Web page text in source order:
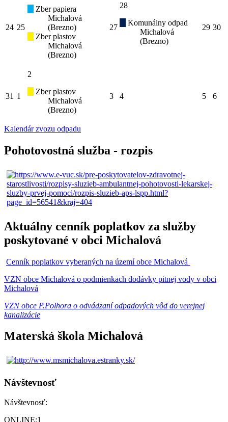
24 25
Zber papiera
Michalová
(Brezno)
Zber plastov
Michalová
(Brezno)
27
28
Komunálny odpad
Michalová
(Brezno)
29 30
31 1
2
Zber plastov
Michalová
(Brezno)
3 4 5 6
Kalendár zvozu odpadu
Pohotovostná služba - rozpis
Aktuálny cenník poplatkov za služby
poskytované v obci Michalová
Cenník poplatkov vyberaných na území obce Michalová
VZN obce Michalová o podmienkach dodávky pitnej vody v obci
Michalová
VZN obce P.Polhora o odvádzaní odpadových vôd do verejnej
kanalizácie
Materská škola Michalová
Návštevnosť
Návštevnosť:
ONLINE:1